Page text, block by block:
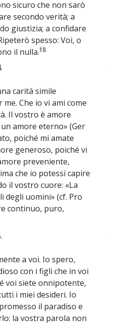
sicuro che non sarò
secondo verità; a
giustizia; a confidare
spesso: Voi, o
il nulla.18
carità simile
Che io vi ami come
Il vostro è amore
amore eterno» (Ger
poiché mi amate
generoso, poiché vi
preveniente,
che io potessi capire
il vostro cuore: «La
degli uomini» (cf. Pro
continuo, puro,
a voi. Io spero,
con i figli che in voi
voi siete onnipotente,
i miei desideri. Io
il paradiso e
la vostra parola non